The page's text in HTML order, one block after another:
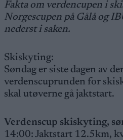
Fakta om verdencupen i
Norgescupen på Gålå og
nederst i saken.
Skiskyting:
Søndag er siste dagen av
verdenscuprunden for
skal utøverne gå jaktstart.
Verdenscup skiskyting,
14:00: Jaktstart 12.5km,